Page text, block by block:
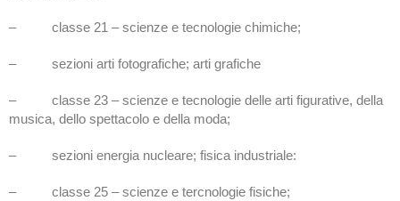
– classe 21 – scienze e tecnologie chimiche;
– sezioni arti fotografiche; arti grafiche
– classe 23 – scienze e tecnologie delle arti figurative, della
musica, dello spettacolo e della moda;
– sezioni energia nucleare; fisica industriale:
– classe 25 – scienze e tercnologie fisiche;